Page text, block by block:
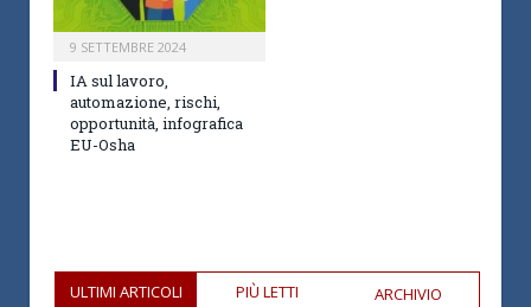
9 SETTEMBRE 2024
IA sul lavoro,
automazione, rischi,
opportunità, infografica
EU-Osha
ULTIMI ARTICOLI PIÙ LETTI ARCHIVIO